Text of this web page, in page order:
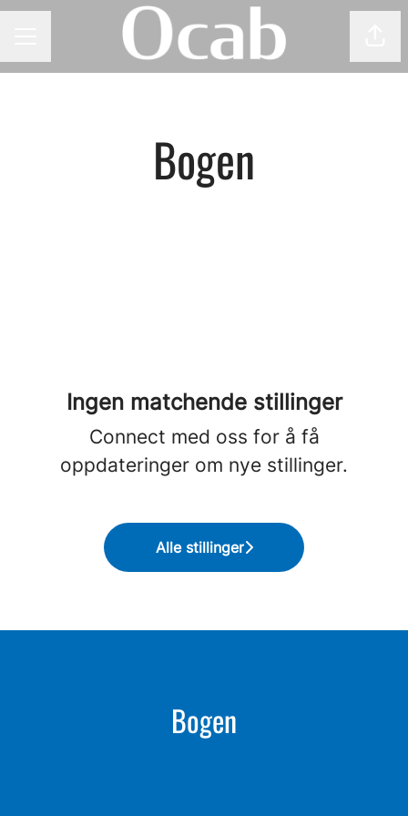
Bogen
Ingen matchende stillinger
Connect med oss for å få
oppdateringer om nye stillinger.
Alle stillinger
Bogen